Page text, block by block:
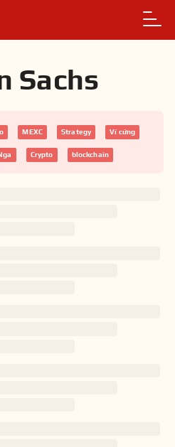
Sachs
MEXC Strategy Ví cứng
Crypto blockchain